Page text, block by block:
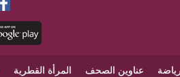
عناوين الصحف المرأة القطرية